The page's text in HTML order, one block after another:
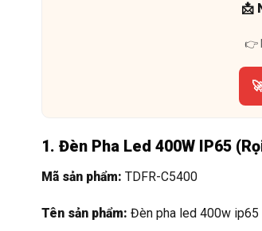
📩
👉
1. Đèn Pha Led 400W IP65
Mã sản phẩm: TDFR-C5400
Tên sản phẩm: Đèn pha led 400w ip65